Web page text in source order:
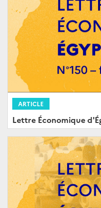
ARTICLE
Lettre Économique